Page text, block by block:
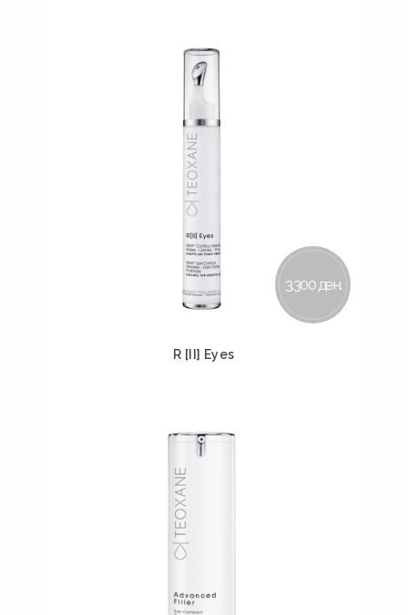
3.300 ден.
R [II] Eyes